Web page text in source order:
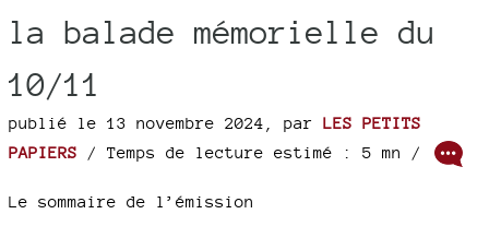
la balade mémorielle du
10/11
publié le 13 novembre 2024 par LES PETITS
PAPIERS / Temps de lecture estimé : 5 mn /
Le sommaire de l’émission